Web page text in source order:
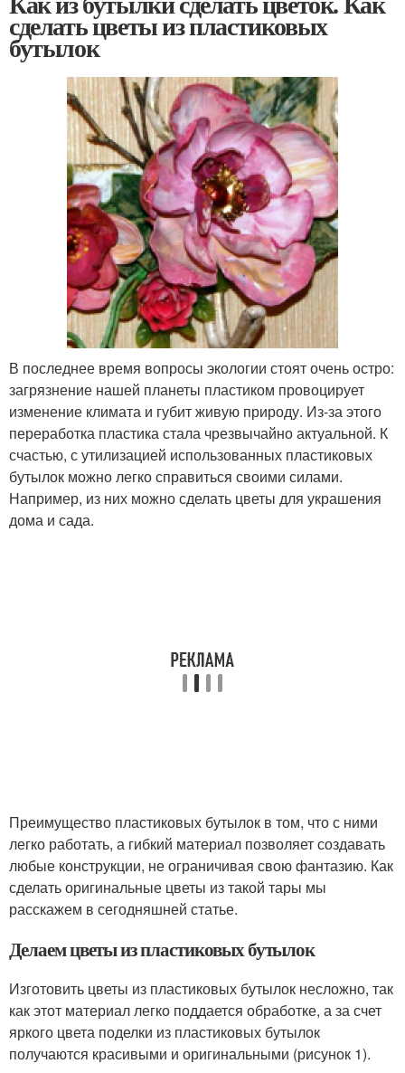
сделать цветы из пластиковых
бутылок
В последнее время вопросы экологии стоят очень остро:
загрязнение нашей планеты пластиком провоцирует
изменение климата и губит живую природу. Из-за этого
переработка пластика стала чрезвычайно актуальной. К
счастью, с утилизацией использованных пластиковых
бутылок можно легко справиться своими силами.
Например, из них можно сделать цветы для украшения
дома и сада.
Преимущество пластиковых бутылок в том, что с ними
легко работать, а гибкий материал позволяет создавать
любые конструкции, не ограничивая свою фантазию. Как
сделать оригинальные цветы из такой тары мы
расскажем в сегодняшней статье.
Делаем цветы из пластиковых бутылок
Изготовить цветы из пластиковых бутылок несложно, так
как этот материал легко поддается обработке, а за счет
яркого цвета поделки из пластиковых бутылок
получаются красивыми и оригинальными (рисунок 1).